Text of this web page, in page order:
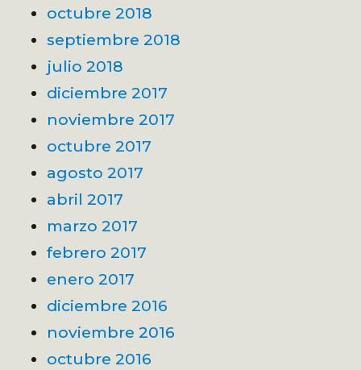
octubre 2018
septiembre 2018
julio 2018
diciembre 2017
noviembre 2017
octubre 2017
agosto 2017
abril 2017
marzo 2017
febrero 2017
enero 2017
diciembre 2016
noviembre 2016
octubre 2016